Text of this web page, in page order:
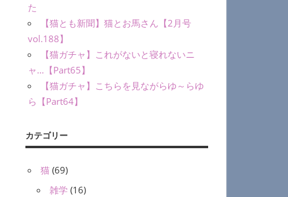
た
【猫とも新聞】猫とお馬さん【2月号
vol.188】
【猫ガチャ】これがないと寝れないニ
ャ…【Part65】
【猫ガチャ】こちらを見ながらゆ～らゆ
ら【Part64】
カテゴリー
猫 (69)
雑学 (16)